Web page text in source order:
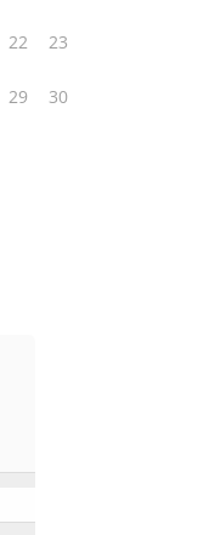
22 23
29 30